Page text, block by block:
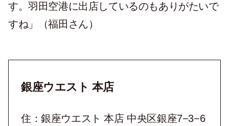
す。羽田空港に出店しているのもありがたいで
すね」（福田さん）
銀座ウエスト 本店
住：銀座ウエスト 本店 中央区銀座7−3−6